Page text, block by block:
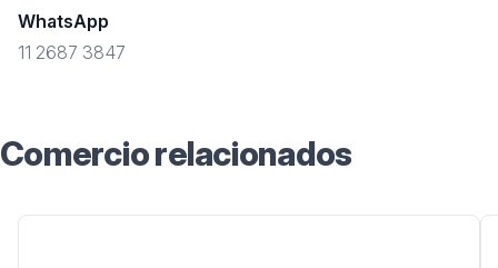
WhatsApp
11 2687 3847
Comercio relacionados